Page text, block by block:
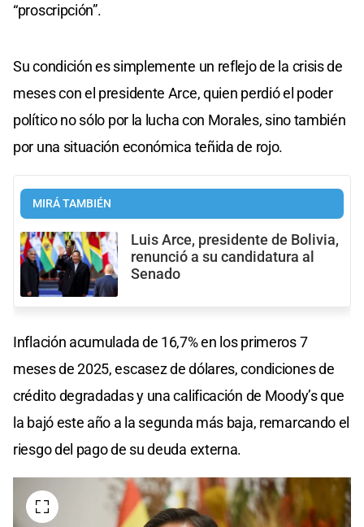
“proscripción”.
Su condición es simplemente un reflejo de la crisis de
meses con el presidente Arce, quien perdió el poder
político no sólo por la lucha con Morales, sino también
por una situación económica teñida de rojo.
MIRÁ TAMBIÉN
Luis Arce, presidente de Bolivia,
renunció a su candidatura al
Senado
Inflación acumulada de 16,7% en los primeros 7
meses de 2025, escasez de dólares, condiciones de
crédito degradadas y una calificación de Moody’s que
la bajó este año a la segunda más baja, remarcando el
riesgo del pago de su deuda externa.